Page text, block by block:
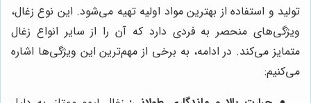
تولید و استفاده از بهترین مواد اولیه تهیه می‌شود. این نوع زغال،
ویژگی‌های منحصر به فردی دارد که آن را از سایر انواع زغال
متمایز می‌کند. در ادامه، به برخی از مهم‌ترین این ویژگی‌ها اشاره
می‌کنیم: